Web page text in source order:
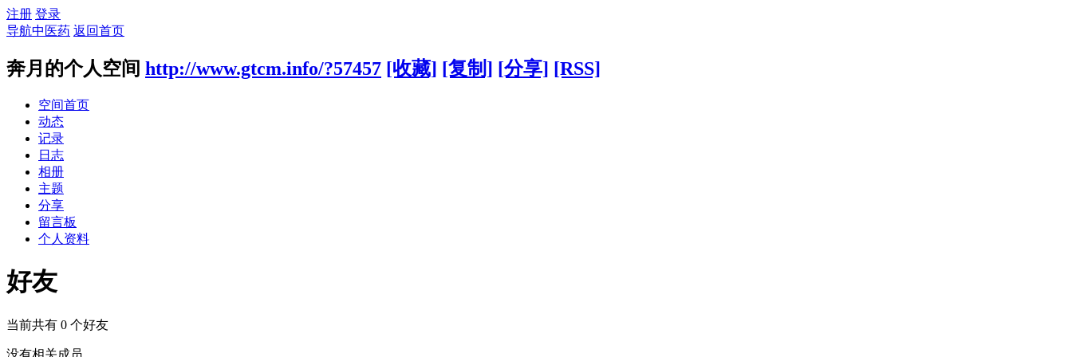
注册 登录
导航中医药 返回首页
奔月的个人空间 http://www.gtcm.info/?57457 [收藏] [复制] [分享] [RSS]
空间首页
动态
记录
日志
相册
主题
分享
留言板
个人资料
好友
当前共有 0 个好友
没有相关成员